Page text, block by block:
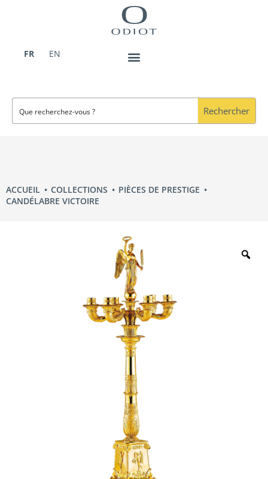
FR
EN
Rechercher
ACCUEIL COLLECTIONS
PIÈCES DE PRESTIGE
CANDÉLABRE VICTOIRE